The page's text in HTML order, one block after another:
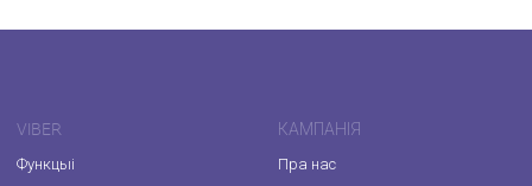
VIBER
Функцыі
КАМПАНІЯ
Пра нас